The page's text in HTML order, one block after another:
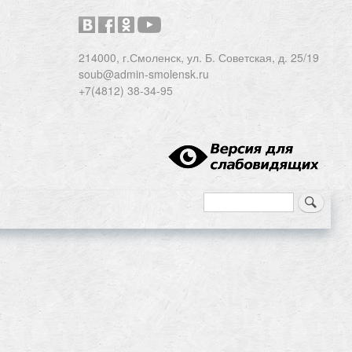
214000, г.Смоленск, ул. Б. Советская, д. 25/19
soub@admin-smolensk.ru
+7(4812) 38-34-95
Search